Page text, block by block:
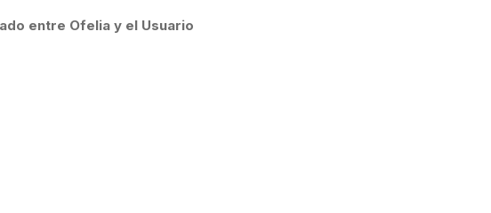
entre Ofelia y el Usuario